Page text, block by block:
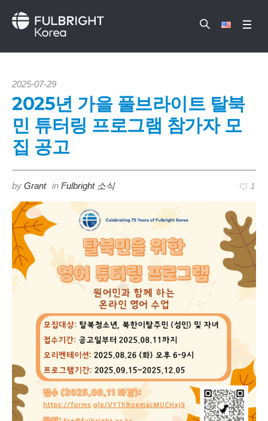
2025-07-29
2025년 가을 풀브라이트 탈북
민 튜터링 프로그램 참가자 모
집 공고
by Grant in Fulbright 소식 1